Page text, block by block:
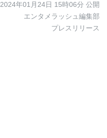
2024年01月24日 15時06分 公開
エンタメラッシュ編集部
プレスリリース